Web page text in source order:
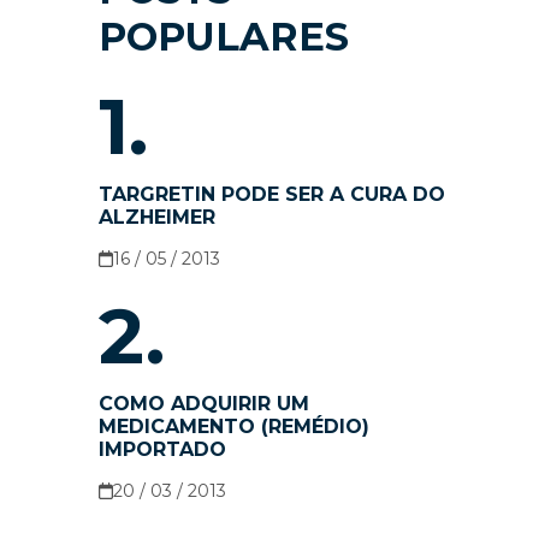
POPULARES
1.
TARGRETIN PODE SER A CURA DO
ALZHEIMER
16 / 05 / 2013
2.
COMO ADQUIRIR UM
MEDICAMENTO (REMÉDIO)
IMPORTADO
20 / 03 / 2013